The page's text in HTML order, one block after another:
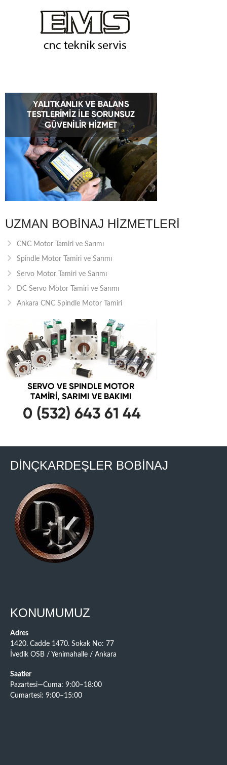
UZMAN BOBINAJ HIZMETLERI
CNC Motor Tamiri ve Sarımı
Spindle Motor Tamiri ve Sarımı
Servo Motor Tamiri ve Sarımı
DC Servo Motor Tamiri ve Sarımı
Ankara CNC Spindle Motor Tamiri
DİNÇKARDEŞLER BOBİNAJ
KONUMUMUZ
Adres
1420. Cadde 1470. Sokak No: 77
İvedik OSB / Yenimahalle / Ankara
Saatler
Pazartesi—Cuma: 9:00–18:00
Cumartesi: 9:00–15:00